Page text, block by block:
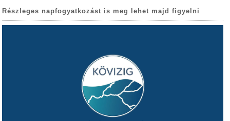
Részleges napfogyatkozást is meg lehet majd figyelni